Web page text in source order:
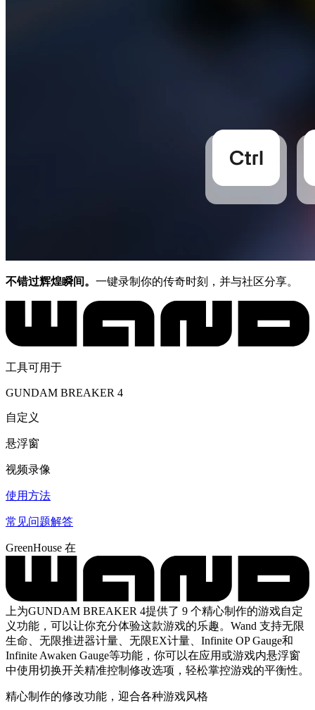
不错过辉煌瞬间。 一键录制你的传奇时刻，并与社区分享。
工具可用于
GUNDAM BREAKER 4
自定义
悬浮窗
视频录像
使用方法
常见问题解答
GreenHouse 在
上为GUNDAM BREAKER 4提供了 9 个精心制作的游戏自定
义功能，可以让你充分体验这款游戏的乐趣。Wand 支持无限
生命、无限推进器计量、无限EX计量、Infinite OP Gauge和
Infinite Awaken Gauge等功能，你可以在应用或游戏内悬浮窗
中使用切换开关精准控制修改选项，轻松掌控游戏的平衡性。
精心制作的修改功能，迎合各种游戏风格